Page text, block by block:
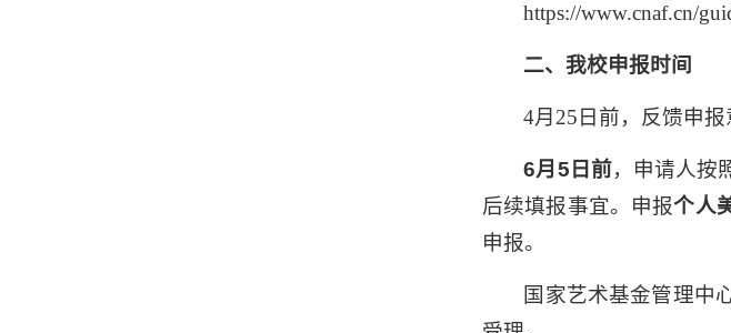
https://www.cnaf.cn/
二、我校申报时间
4月25日前，反馈申报
6月 5 日 前，申请人按
后续填报事宜。申报个人
申报。
国家艺术基金管理中